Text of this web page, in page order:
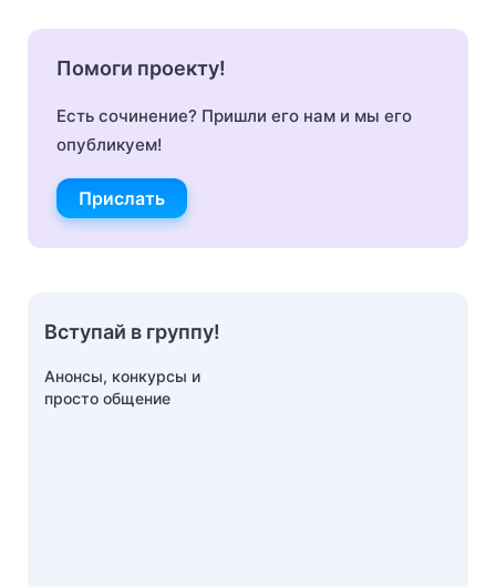
Помоги проекту!
Есть сочинение? Пришли его нам и мы его
опубликуем!
Прислать
Вступай в группу!
Анонсы, конкурсы и
просто общение